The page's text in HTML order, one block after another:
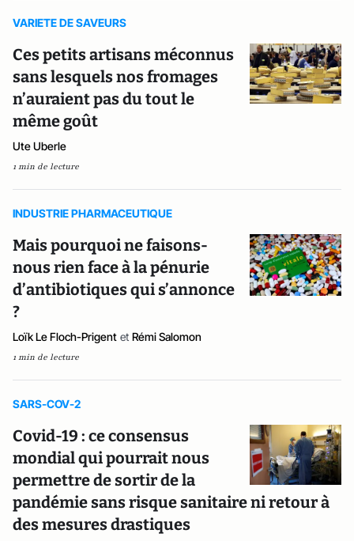
VARIETE DE SAVEURS
Ces petits artisans méconnus
sans lesquels nos fromages
n’auraient pas du tout le
même goût
Ute Uberle
1 min de lecture
INDUSTRIE PHARMACEUTIQUE
Mais pourquoi ne faisons-
nous rien face à la pénurie
d’antibiotiques qui s’annonce
?
Loïk Le Floch-Prigent et Rémi Salomon
1 min de lecture
SARS-COV-2
Covid-19 : ce consensus
mondial qui pourrait nous
permettre de sortir de la
pandémie sans risque sanitaire ni retour à
des mesures drastiques